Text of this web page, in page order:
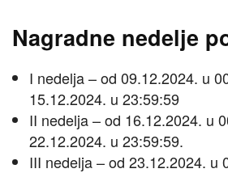
Nagradne nedelje
I nedelja – od 09.12.2024. u
15.12.2024. u 23:59:59
II nedelja – od 16.12.2024. u
22.12.2024. u 23:59:59.
III nedelja – od 23.12.2024. u